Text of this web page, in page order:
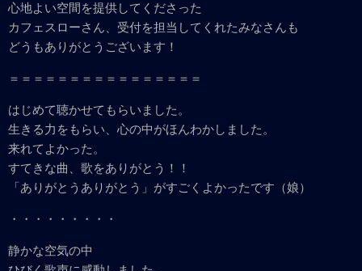
心地よい空間を提供してくださった
カフェスローさん、受付を担当してくれたみなさんも
どうもありがとうございます！
＝＝＝＝＝＝＝＝＝＝＝＝＝＝＝＝
はじめて聴かせてもらいました。
生きる力をもらい、心の中がほんわかしました。
来れてよかった。
すてきな曲、歌をありがとう！！
「ありがとうありがとう」がすごくよかったです（娘）
・・・・・・・・・
静かな空気の中